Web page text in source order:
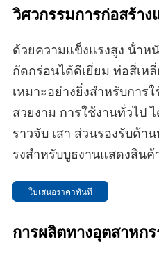
วิศวกรรมการก่อสร้าง
ด้วยความแข็งแรงสูง น้ําห
กัดกร่อนได้ดีเยี่ยม ท่อสี่เห
เหมาะอย่างยิ่งสําหรับการ
สวยงาม การใช้งานทั่วไป
ราวจับ เสา ส่วนรองรับด้
รงสําหรับบูธงานแสดงสิน
ใบเสนอราคาทันที
การผลิตทางอุตสาหก